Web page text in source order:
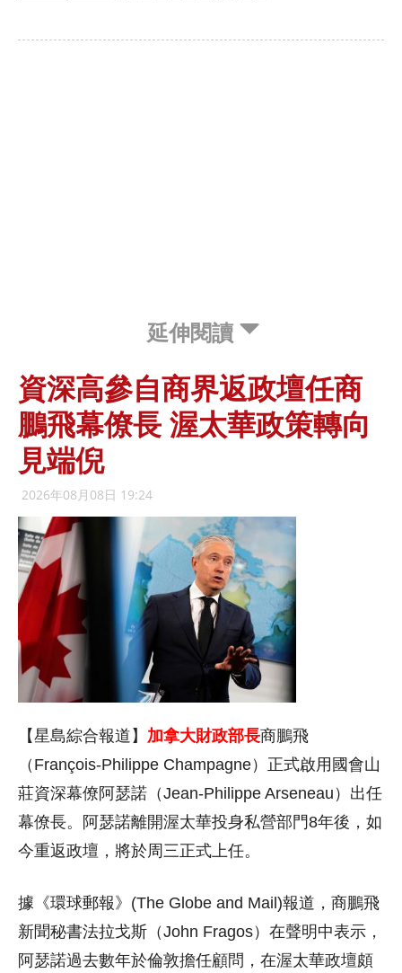
延伸閱讀
資深高參自商界返政壇任商
鵬飛幕僚長 渥太華政策轉向
見端倪
2026年08月08日 19:24
【星島綜合報道】 加拿大財政部長商鵬飛
（François-Philippe Champagne）正式啟用國會山
莊資深幕僚阿瑟諾（Jean-Philippe Arseneau）出任
幕僚長。阿瑟諾離開渥太華投身私營部門8年後，如
今重返政壇，將於周三正式上任。
據《環球郵報》(The Globe and Mail)報道，商鵬飛
新聞秘書法拉戈斯（John Fragos）在聲明中表示，
阿瑟諾過去數年於倫敦擔任顧問，在渥太華政壇頗